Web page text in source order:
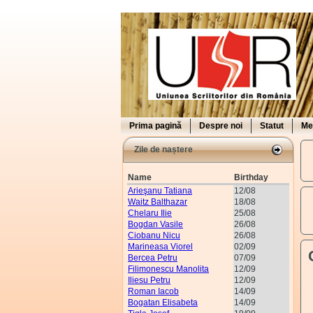
Prima pagină Despre noi Statut
Zile de naștere
Name
Birthday
Arieşanu Tatiana
12/08
Waitz Balthazar
18/08
Chelaru Ilie
25/08
Bogdan Vasile
26/08
Ciobanu Nicu
26/08
Marineasa Viorel
02/09
Bercea Petru
07/09
Filimonescu Manolita
12/09
Iliesu Petru
12/09
Roman Iacob
14/09
Bogatan Elisabeta
14/09